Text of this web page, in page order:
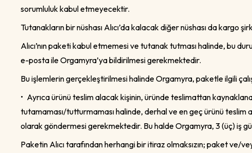
sorumluluk kabul etmeyecektir.
Tutanakların bir nüshası Alıcı’da kalacak diğer nüshası da
Alıcı’nın paketi kabul etmemesi ve tutanak tutması halinde, bu
e-posta ile Orgamyra’ya bildirilmesi gerekmektedir.
Bu işlemlerin gerçekleştirilmesi halinde Orgamyra, paketle ilgili
• Ayrıca ürünü teslim alacak kişinin, üründe teslimattan
tutamaması/tutturmaması halinde, derhal ve en geç ürünü teslim
olarak göndermesi gerekmektedir. Bu halde Orgamyra, 3 (üç) iş
Paketin Alıcı tarafından herhangi bir itiraz olmaksızın; paket